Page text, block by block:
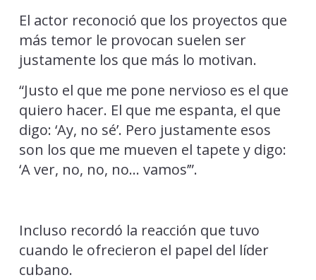
El actor reconoció que los proyectos que
más temor le provocan suelen ser
justamente los que más lo motivan.
“Justo el que me pone nervioso es el que
quiero hacer. El que me espanta, el que
digo: ‘Ay, no sé’. Pero justamente esos
son los que me mueven el tapete y digo:
‘A ver, no, no, no… vamos’”.
Incluso recordó la reacción que tuvo
cuando le ofrecieron el papel del líder
cubano.